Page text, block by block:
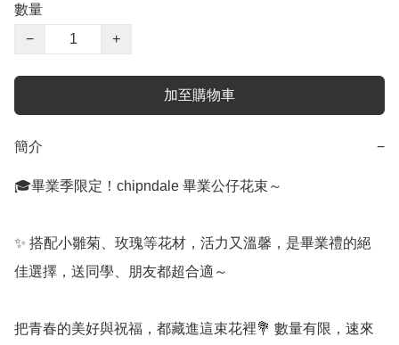
數量
−
+
加至購物車
簡介 −
🎓畢業季限定！chipndale 畢業公仔花束～
✨ 搭配小雛菊、玫瑰等花材，活力又溫馨，是畢業禮的絕
佳選擇，送同學、朋友都超合適～
把青春的美好與祝福，都藏進這束花裡💐 數量有限，速來